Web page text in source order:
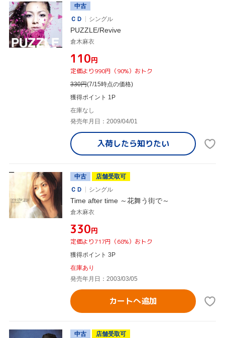
中古
ＣＤ
シングル
PUZZLE/Revive
倉木麻衣
¥110円
定価より990円（90%）おトク
330円(7/15時点の価格)
獲得ポイント 1P
在庫なし
発売年月日：2009/04/01
入荷したら知りたい
中古
店舗受取可
ＣＤ
シングル
Time after time ～花舞う街で～
倉木麻衣
¥330円
定価より717円（68%）おトク
獲得ポイント 3P
在庫あり
発売年月日：2003/03/05
カートへ追加
中古
店舗受取可